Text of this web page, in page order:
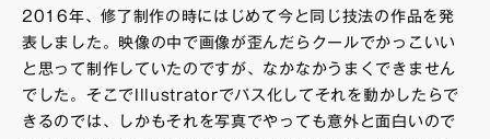
2016年、修了制作の時にはじめて今と同じ技法の作品を発
表しました。映像の中で画像が歪んだらクールでかっこいい
と思って制作していたのですが、なかなかうまくできません
でした。そこでIllustratorでパス化してそれを動かしたらで
きるのでは、しかもそれを写真でやっても意外と面白いので